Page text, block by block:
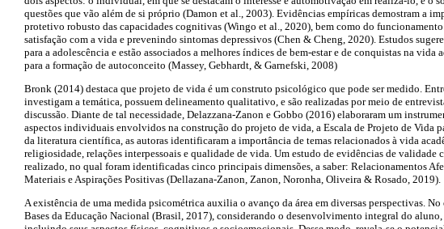
questões que vão além de si próprio (Damon et al., 2003). Evidências empíricas demostram a
protetivo robusto das capacidades cognitivas (Wingo et al., 2020), bem como do
satisfação com a vida e prevenindo sintomas depressivos (Chen & Cheng, 2020). Estudos
para a adolescência e estão associados a melhores índices de bem-estar e de conquistas na
para a formação de autoconceito (Massey, Gebhardt, & Garnefski, 2008)
Bronk (2014) destaca que projeto de vida é um construto psicológico que pode ser medido.
investigam a temática, possuem delineamento qualitativo, e são realizadas por meio de
discussão. Diante de tal necessidade, Delazzana-Zanon e Gobbo (2016) elaboraram um
aspectos individuais envolvidos na construção do projeto de vida, a Escala de Projeto de Vida
da literatura científica, as autoras identificaram a importância de temas relacionados à vida
religiosidade, relações interpessoais e qualidade de vida. Um estudo de evidências de validade
realizado, no qual foram identificadas cinco principais dimensões, a saber: Relacionamentos
Materiais e Aspirações Positivas (Dellazana-Zanon, Zanon, Noronha, Oliveira & Rosado, 2019).
A existência de uma medida psicométrica auxilia o avanço da área em diversas perspectivas.
Bases da Educação Nacional (Brasil, 2017), considerando o desenvolvimento integral do